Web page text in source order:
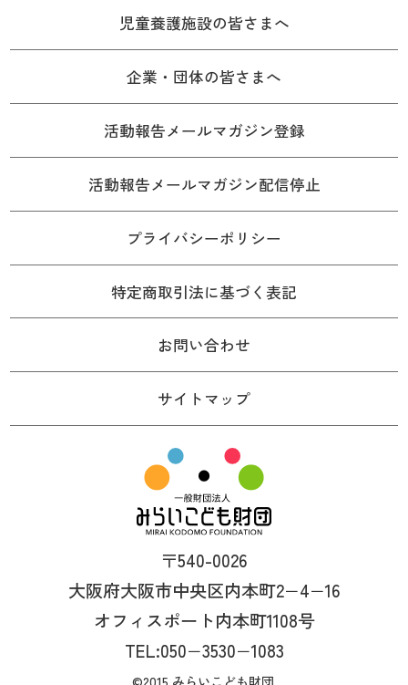
児童養護施設の皆さまへ
企業・団体の皆さまへ
活動報告メールマガジン登録
活動報告メールマガジン配信停止
プライバシーポリシー
特定商取引法に基づく表記
お問い合わせ
サイトマップ
〒540-0026
大阪府大阪市中央区内本町2−4−16
オフィスポート内本町1108号
TEL:050−3530−1083
©2015 みらいこども財団.